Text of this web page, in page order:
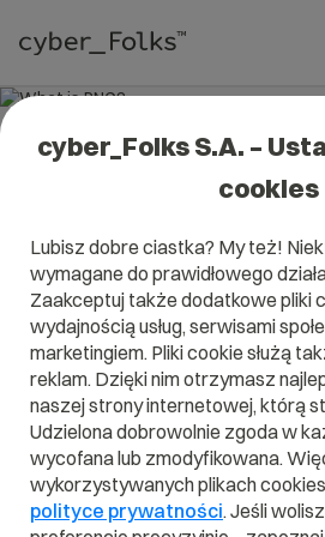
What is PNG?
It will help you better understand
what is the meaning to you in
A B C D E F
J
K L M N O
S
T U V W X
cyber_Folks S.A. –
cookies
Lubisz dobre ciastka? My też!
wymagane do prawidłowego
Zaakceptuj także dodatkowe pliki
wydajnością usług, serwisami
marketingiem. Pliki cookie służą
reklam. Dzięki nim otrzymasz
naszej strony internetowej, którą
Udzielona dobrowolnie zgoda w
wycofana lub zmodyfikowana.
wykorzystywanych plikach
polityce prywatności. Jeśli